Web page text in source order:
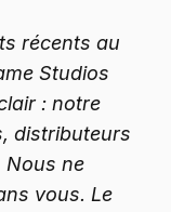
récents au
Studios
: notre
distributeurs
Nous ne
vous. Le